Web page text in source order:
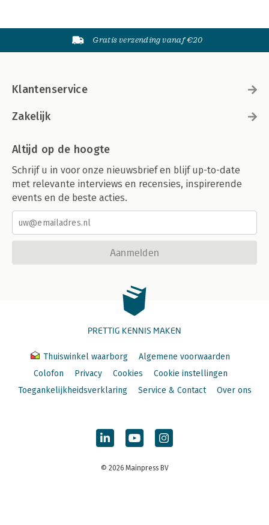
Gratis verzending vanaf €20
Klantenservice
Zakelijk
Altijd op de hoogte
Schrijf u in voor onze nieuwsbrief en blijf up-to-date
met relevante interviews en recensies, inspirerende
events en de beste acties.
Aanmelden
PRETTIG KENNIS MAKEN
Thuiswinkel waarborg
Algemene voorwaarden
Colofon
Privacy Cookies
Cookie instellingen
Toegankelijkheidsverklaring
Service & Contact Over ons
© 2026 Mainpress BV